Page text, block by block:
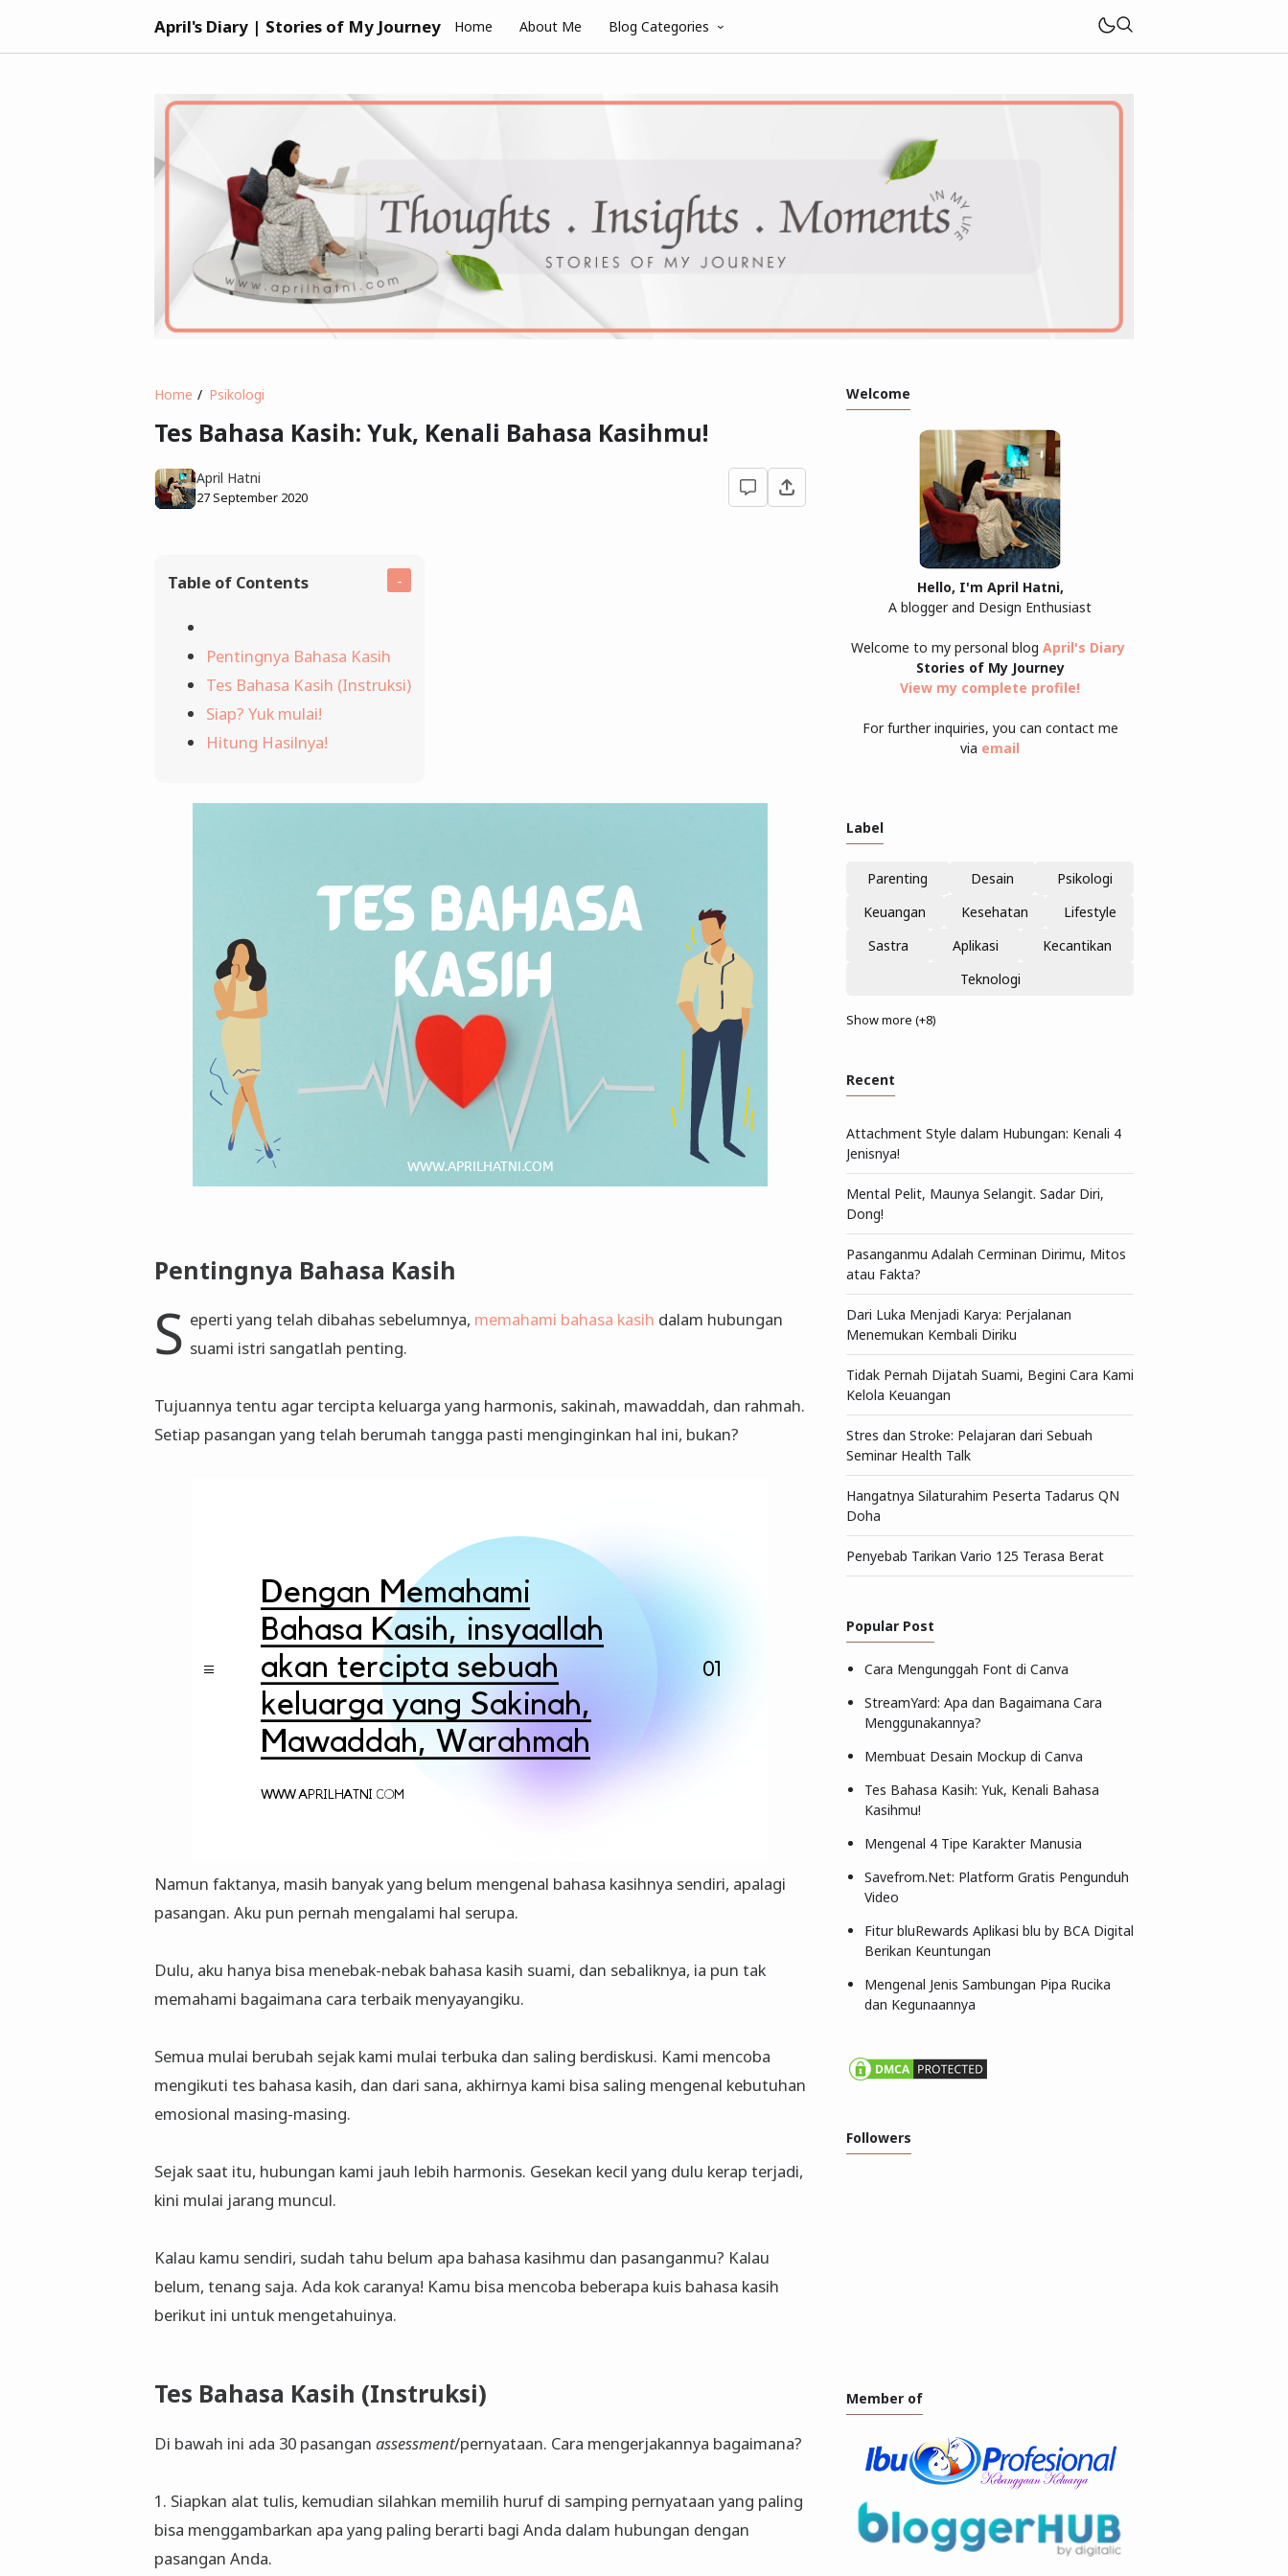
April's Diary | Stories of My Journey Home About Me Blog Categories
Home Psikologi
Tes Bahasa Kasih: Yuk, Kenali Bahasa Kasihmu!
April Hatni
27 September 2020
Table of Contents
Pentingnya Bahasa Kasih
Tes Bahasa Kasih (Instruksi)
Siap? Yuk mulai!
Hitung Hasilnya!
Pentingnya Bahasa Kasih
S eperti yang telah dibahas sebelumnya, memahami bahasa kasih dalam hubungan
suami istri sangatlah penting.
Tujuannya tentu agar tercipta keluarga yang harmonis, sakinah, mawaddah, dan rahmah.
Setiap pasangan yang telah berumah tangga pasti menginginkan hal ini, bukan?
Namun faktanya, masih banyak yang belum mengenal bahasa kasihnya sendiri, apalagi
pasangan. Aku pun pernah mengalami hal serupa.
Dulu, aku hanya bisa menebak-nebak bahasa kasih suami, dan sebaliknya, ia pun tak
memahami bagaimana cara terbaik menyayangiku.
Semua mulai berubah sejak kami mulai terbuka dan saling berdiskusi. Kami mencoba
mengikuti tes bahasa kasih, dan dari sana, akhirnya kami bisa saling mengenal kebutuhan
emosional masing-masing.
Sejak saat itu, hubungan kami jauh lebih harmonis. Gesekan kecil yang dulu kerap terjadi,
kini mulai jarang muncul.
Kalau kamu sendiri, sudah tahu belum apa bahasa kasihmu dan pasanganmu? Kalau
belum, tenang saja. Ada kok caranya! Kamu bisa mencoba beberapa kuis bahasa kasih
berikut ini untuk mengetahuinya.
Tes Bahasa Kasih (Instruksi)
Di bawah ini ada 30 pasangan assessment/pernyataan. Cara mengerjakannya bagaimana?
1. Siapkan alat tulis, kemudian silahkan memilih huruf di samping pernyataan yang paling
bisa menggambarkan apa yang paling berarti bagi Anda dalam hubungan dengan
pasangan Anda.
Welcome
Hello, I'm April Hatni,
A blogger and Design Enthusiast
Welcome to my personal blog April's Diary
Stories of My Journey
View my complete profile!
For further inquiries, you can contact me
via email
Label
Parenting Desain
Psikologi
Keuangan
Kesehatan
Lifestyle
Sastra
Aplikasi
Kecantikan
Teknologi
Show more (+8)
Recent
Attachment Style dalam Hubungan: Kenali 4
Jenisnya!
Mental Pelit, Maunya Selangit. Sadar Diri,
Dong!
Pasanganmu Adalah Cerminan Dirimu, Mitos
atau Fakta?
Dari Luka Menjadi Karya: Perjalanan
Menemukan Kembali Diriku
Tidak Pernah Dijatah Suami, Begini Cara Kami
Kelola Keuangan
Stres dan Stroke: Pelajaran dari Sebuah
Seminar Health Talk
Hangatnya Silaturahim Peserta Tadarus QN
Doha
Penyebab Tarikan Vario 125 Terasa Berat
Popular Post
Cara Mengunggah Font di Canva
StreamYard: Apa dan Bagaimana Cara
Menggunakannya?
Membuat Desain Mockup di Canva
Tes Bahasa Kasih: Yuk, Kenali Bahasa
Kasihmu!
Mengenal 4 Tipe Karakter Manusia
Savefrom.Net: Platform Gratis Pengunduh
Video
Fitur bluRewards Aplikasi blu by BCA Digital
Berikan Keuntungan
Mengenal Jenis Sambungan Pipa Rucika
dan Kegunaannya
Followers
Member of